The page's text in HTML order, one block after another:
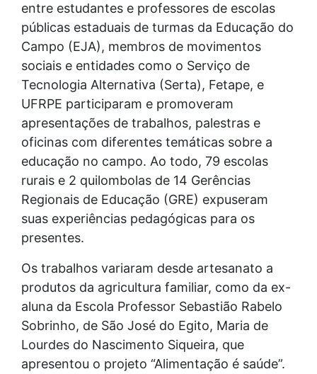
entre estudantes e professores de escolas
públicas estaduais de turmas da Educação do
Campo (EJA), membros de movimentos
sociais e entidades como o Serviço de
Tecnologia Alternativa (Serta), Fetape, e
UFRPE participaram e promoveram
apresentações de trabalhos, palestras e
oficinas com diferentes temáticas sobre a
educação no campo. Ao todo, 79 escolas
rurais e 2 quilombolas de 14 Gerências
Regionais de Educação (GRE) expuseram
suas experiências pedagógicas para os
presentes.
Os trabalhos variaram desde artesanato a
produtos da agricultura familiar, como da ex-
aluna da Escola Professor Sebastião Rabelo
Sobrinho, de São José do Egito, Maria de
Lourdes do Nascimento Siqueira, que
apresentou o projeto “Alimentação é saúde”.